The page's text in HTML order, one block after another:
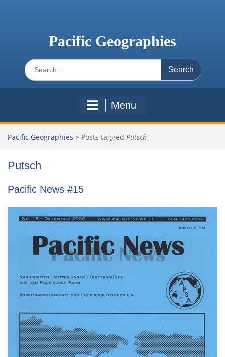
Pacific Geographies
Search
for:
Menu
Pacific Geographies > Posts tagged Putsch
Putsch
Pacific News #15